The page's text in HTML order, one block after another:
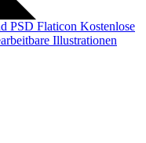
PSD Flaticon Kostenlose
Illustrationen